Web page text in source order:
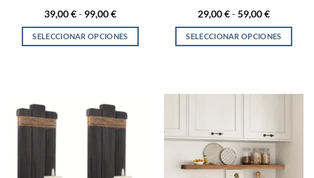
39,00€- 99,00€Rango
precios:
desde
39,00 €
SELECCIONAR OPCIONES
variantes.
Las
29,00€-59,00€Rango
precios:
desde
29,00 €
SELECCIONAR OPCIONES
múltiples
opciones
se
pueden